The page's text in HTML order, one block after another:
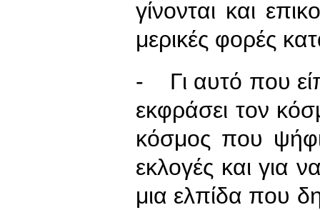
γίνονται και
μερικές φορές
- Γι αυτό που
εκφράσει τον
κόσμος που
εκλογές και για
μια ελπίδα που